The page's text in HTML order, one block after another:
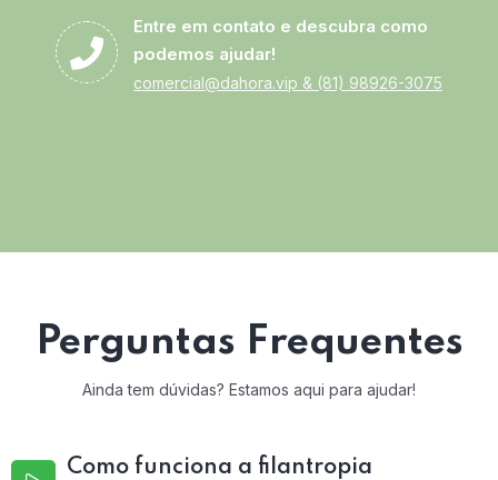
Entre em contato e descubra como
podemos ajudar!
comercial@dahora.vip & (81) 98926-3075
Perguntas Frequentes
Ainda tem dúvidas? Estamos aqui para ajudar!
Como funciona a filantropia